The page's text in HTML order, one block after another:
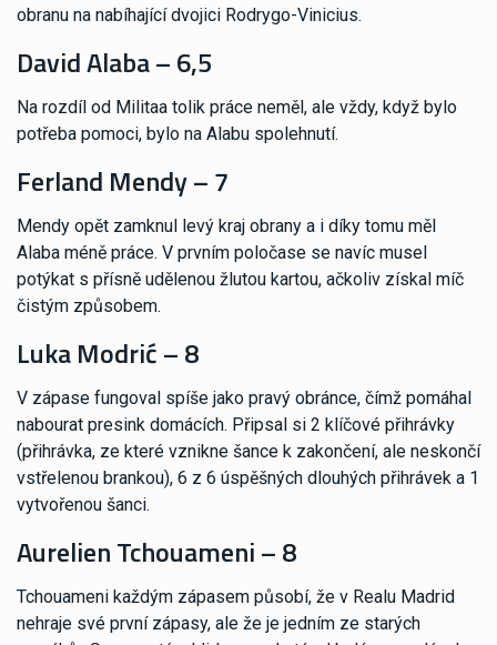
obranu na nabíhající dvojici Rodrygo-Vinicius.
David Alaba – 6,5
Na rozdíl od Militaa tolik práce neměl, ale vždy, když bylo
potřeba pomoci, bylo na Alabu spolehnutí.
Ferland Mendy – 7
Mendy opět zamknul levý kraj obrany a i díky tomu měl
Alaba méně práce. V prvním poločase se navíc musel
potýkat s přísně udělenou žlutou kartou, ačkoliv získal míč
čistým způsobem.
Luka Modrić – 8
V zápase fungoval spíše jako pravý obránce, čímž pomáhal
nabourat presink domácích. Připsal si 2 klíčové přihrávky
(přihrávka, ze které vznikne šance k zakončení, ale neskončí
vstřelenou brankou), 6 z 6 úspěšných dlouhých přihrávek a 1
vytvořenou šanci.
Aurelien Tchouameni – 8
Tchouameni každým zápasem působí, že v Realu Madrid
nehraje své první zápasy, ale že je jedním ze starých